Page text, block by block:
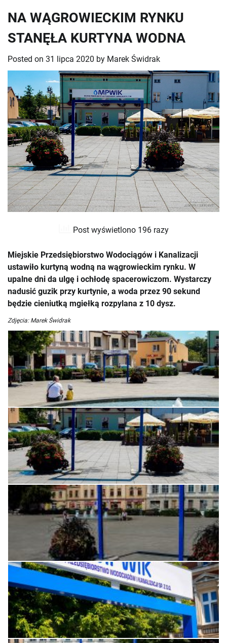
NA WĄGROWIECKIM RYNKU
STANĘŁA KURTYNA WODNA
Posted on 31 lipca 2020 by Marek Świdrak
Post wyświetlono 196 razy
Miejskie Przedsiębiorstwo Wodociągów i Kanalizacji
ustawiło kurtyną wodną na wągrowieckim rynku. W
upalne dni da ulgę i ochłodę spacerowiczom. Wystarczy
nadusić guzik przy kurtynie, a woda przez 90 sekund
będzie cieniutką mgiełką rozpylana z 10 dysz.
Zdjęcia: Marek Świdrak